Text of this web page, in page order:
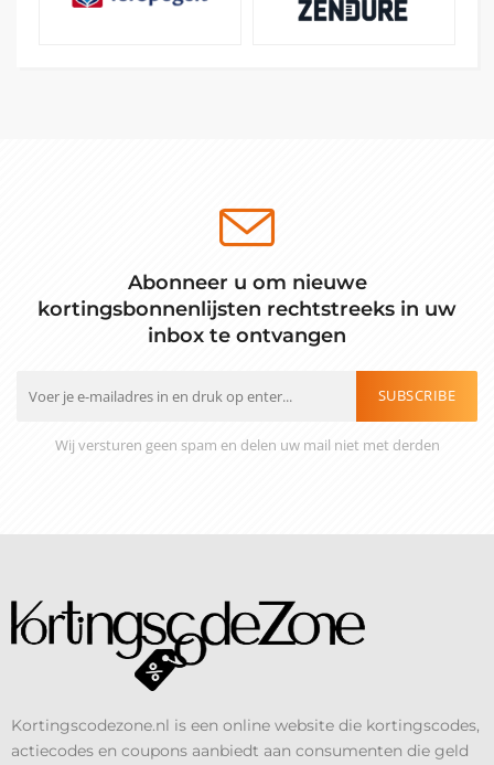
Abonneer u om nieuwe
kortingsbonnenlijsten rechtstreeks in uw
inbox te ontvangen
SUBSCRIBE
Wij versturen geen spam en delen uw mail niet met derden
Kortingscodezone.nl is een online website die kortingscodes,
actiecodes en coupons aanbiedt aan consumenten die geld